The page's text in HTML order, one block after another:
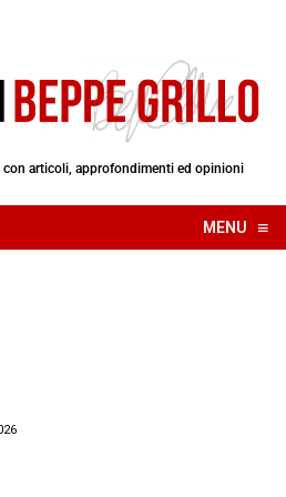
con articoli, approfondimenti ed opinioni
MENU ≡
☰